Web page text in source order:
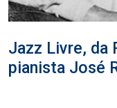
Jazz Livre, da
pianista José